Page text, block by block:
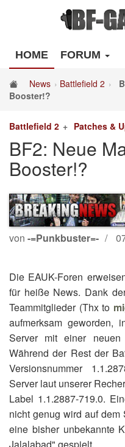
HOME FORUM
News Battlefield 2
Booster!?
Battlefield 2 Patches &
BF2: Neue
Booster!?
von -=Punkbuster=-
Die EAUK-Foren
für heiße News. Dank
Teammitglieder (Thx to
aufmerksam
Server mit einer neuen
Während der Rest der
Versionsnummer
Server laut unserer
Label 1.1.2887-719.0.
nicht genug wird auf
eine bisher unbekannte